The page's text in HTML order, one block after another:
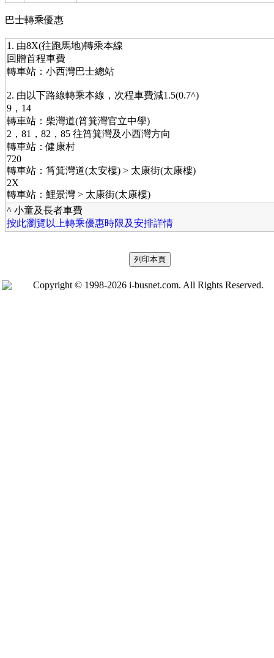
巴士轉乘優惠
1. 由8X(往跑馬地)轉乘本線
回贈首程車費
轉車站：小西灣巴士總站
2. 由以下路線轉乘本線，次程車費減1.5(0.7^)
9，14
轉車站：柴灣道(筲箕灣官立中學)
2，81，82，85 往筲箕灣及小西灣方向
轉車站：健康村
720
轉車站：筲箕灣道(太安樓) > 太康街(太康樓)
2X
轉車站：鯉景灣 > 太康街(太康樓)
^ 小童及長者車費
按此瀏覽以上轉乘優惠時限及安排詳情
Copyright © 1998-2026 i-busnet.com. All Rights Reserved.